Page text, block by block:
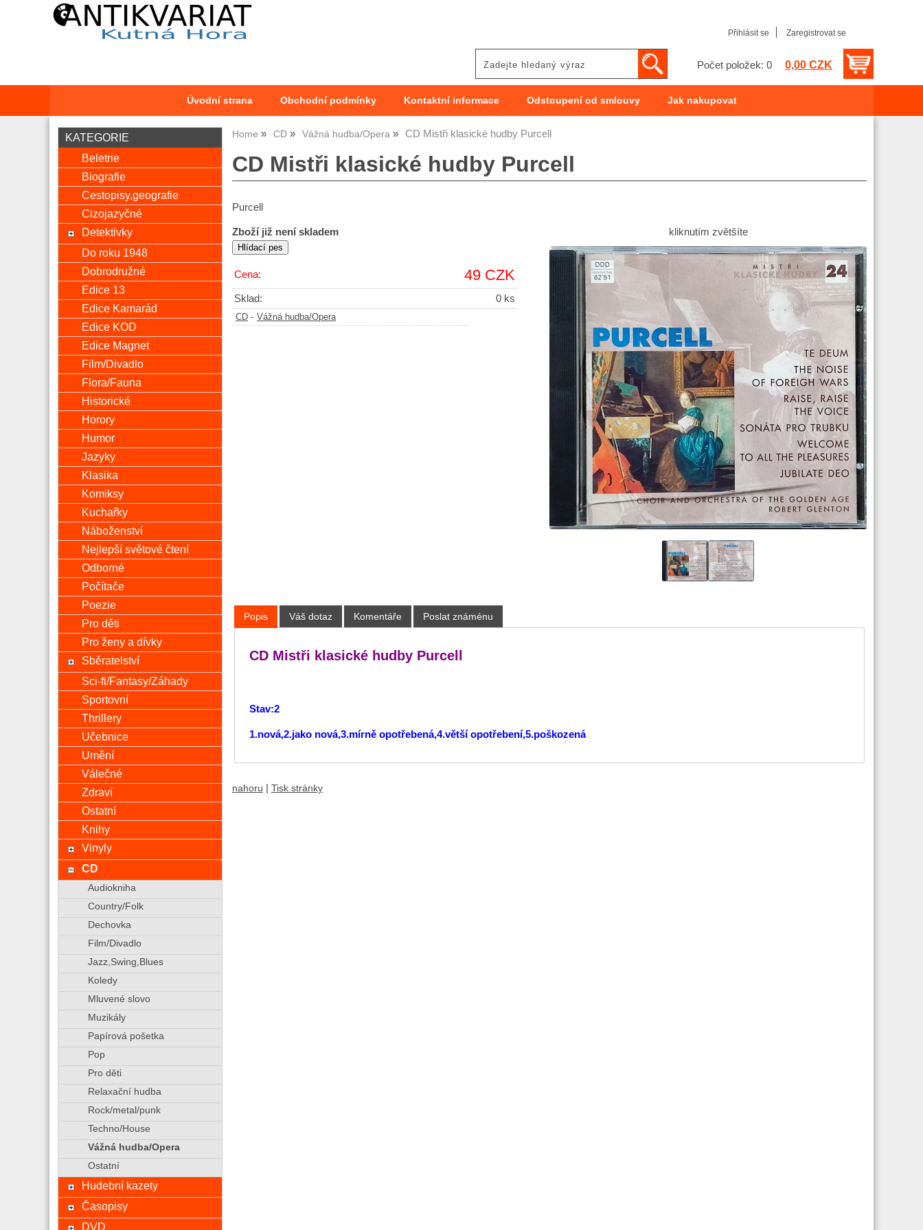
Přihlásit se Zaregistrovat se
Počet položek: 0 0,00 CZK
Úvodní strana Obchodní podmínky Kontaktní informace Odstoupení od smlouvy Jak nakupovat
Home CD Vážná hudba/Opera CD Mistři klasické hudby Purcell
CD Mistři klasické hudby Purcell
Purcell
kliknutím zvětšíte
Zboží již není skladem
Cena: 49 CZK
Sklad: 0 ks
CD - Vážná hudba/Opera
Popis Váš dotaz Komentáře Poslat známénu
CD Mistři klasické hudby Purcell
Stav:2
1.nová,2.jako nová,3.mírně opotřebená,4.větší opotřebení,5.poškozená
nahoru Tisk stránky
KATEGORIE
Beletrie
Biografie
Cestopisy,geografie
Cizojazyčné
Detektivky
Do roku 1948
Dobrodružné
Edice 13
Edice Kamarád
Edice KOD
Edice Magnet
Film/Divadlo
Flora/Fauna
Historické
Horory
Humor
Jazyky
Klasika
Komiksy
Kuchařky
Náboženství
Nejlepší světové čtení
Odborné
Počítače
Poezie
Pro děti
Pro ženy a dívky
Sběratelství
Sci-fi/Fantasy/Záhady
Sportovní
Thrillery
Učebnice
Umění
Válečné
Zdraví
Ostatní
Knihy
Vinyly
CD
Audiokniha
Country/Folk
Dechovka
Film/Divadlo
Jazz,Swing,Blues
Koledy
Mluvené slovo
Muzikály
Papírová pošetka
Pop
Pro děti
Relaxační hudba
Rock/metal/punk
Techno/House
Vážná hudba/Opera
Ostatní
Hudební kazety
Časopisy
DVD